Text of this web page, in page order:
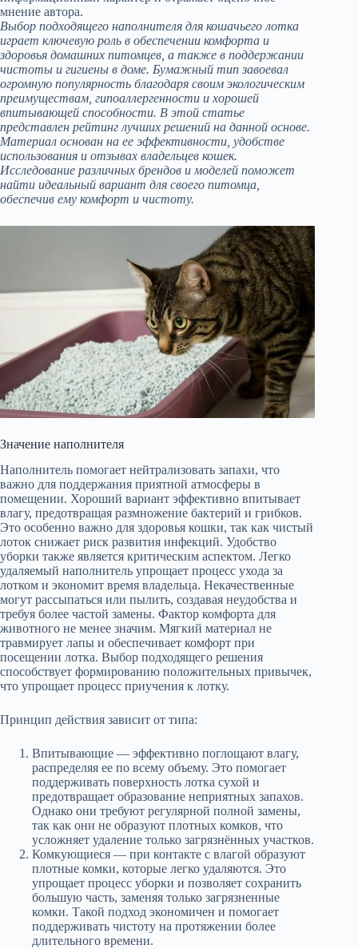
мнение автора.
Выбор подходящего наполнителя для кошачьего лотка
играет ключевую роль в обеспечении комфорта и
здоровья домашних питомцев, а также в поддержании
чистоты и гигиены в доме. Бумажный тип завоевал
огромную популярность благодаря своим экологическим
преимуществам, гипоаллергенности и хорошей
впитывающей способности. В этой статье
представлен рейтинг лучших решений на данной основе.
Материал основан на ее эффективности, удобстве
использования и отзывах владельцев кошек.
Исследование различных брендов и моделей поможет
найти идеальный вариант для своего питомца,
обеспечив ему комфорт и чистоту.
Значение наполнителя
Наполнитель помогает нейтрализовать запахи, что
важно для поддержания приятной атмосферы в
помещении. Хороший вариант эффективно впитывает
влагу, предотвращая размножение бактерий и грибков.
Это особенно важно для здоровья кошки, так как чистый
лоток снижает риск развития инфекций. Удобство
уборки также является критическим аспектом. Легко
удаляемый наполнитель упрощает процесс ухода за
лотком и экономит время владельца. Некачественные
могут рассыпаться или пылить, создавая неудобства и
требуя более частой замены. Фактор комфорта для
животного не менее значим. Мягкий материал не
травмирует лапы и обеспечивает комфорт при
посещении лотка. Выбор подходящего решения
способствует формированию положительных привычек,
что упрощает процесс приучения к лотку.
Принцип действия зависит от типа:
Впитывающие — эффективно поглощают влагу,
распределяя ее по всему объему. Это помогает
поддерживать поверхность лотка сухой и
предотвращает образование неприятных запахов.
Однако они требуют регулярной полной замены,
так как они не образуют плотных комков, что
усложняет удаление только загрязнённых участков.
Комкующиеся — при контакте с влагой образуют
плотные комки, которые легко удаляются. Это
упрощает процесс уборки и позволяет сохранить
большую часть, заменяя только загрязненные
комки. Такой подход экономичен и помогает
поддерживать чистоту на протяжении более
длительного времени.